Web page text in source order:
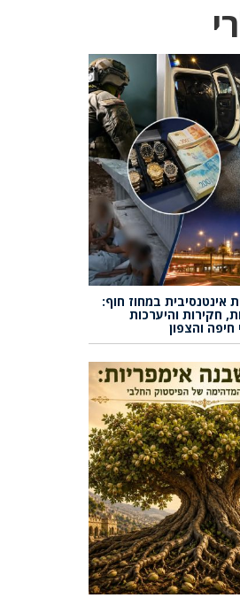
אינטנסיבית במחוז חוף:
חקירות והיערכות
והצפון